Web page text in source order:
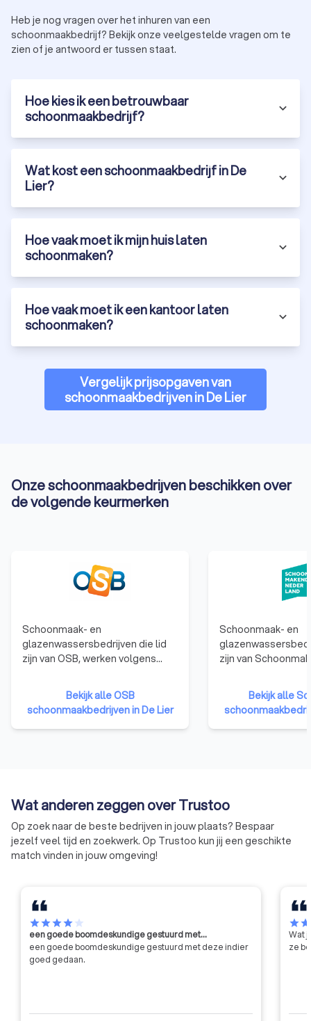
platform zijn professioneel, KvK-geregistreerd en door ons
beoordeeld met een onafhankelijke Trustoo-score op basis
van ervaring, certificering en klantreviews. Schoonmakers in
Vraag eenvoudig offertes aan voor de schoonmaakdienst die
je nodig hebt en ontvang prijsindicaties van meerdere
Heb je nog vragen over het inhuren van een
schoonmaakbedrijf? Bekijk onze veelgestelde vragen om te
zien of je antwoord er tussen staat.
Hoe kies ik een betrouwbaar
schoonmaakbedrijf?
Wat kost een schoonmaakbedrijf in De
Lier?
Hoe vaak moet ik mijn huis laten
schoonmaken?
Hoe vaak moet ik een kantoor laten
schoonmaken?
Vergelijk prijsopgaven van
schoonmaakbedrijven in De Lier
Onze schoonmaakbedrijven beschikken over
de volgende keurmerken
Schoonmaak- en
glazenwassersbedrijven die lid
zijn van OSB, werken volgens
Zij hebben het OSB-Keurmerk
dat kwaliteit en financiële
betrouwbaarheid uitstraalt. Deze
bedrijven gaan netjes om met
kwaliteit bij schoonmaak- en
glazenwasserbedrijven te
herkennen.
Bekijk alle OSB
schoonmaakbedrijven in De Lier
Schoonmaak- en
zijn van
het Keurmerk
keurmerk staat
professionaliteit
betrouwbaarheid.
administratie op
Bekijk alle
Wat anderen zeggen over Trustoo
Op zoek naar de beste bedrijven in jouw plaats? Bespaar
jezelf veel tijd en zoekwerk. Op Trustoo kun jij een geschikte
match vinden in jouw omgeving!
starstarstarstarstar
een goede boomdeskundige gestuurd met…
een goede boomdeskundige gestuurd met deze indier
goed gedaan.
starstar
Wat
ze